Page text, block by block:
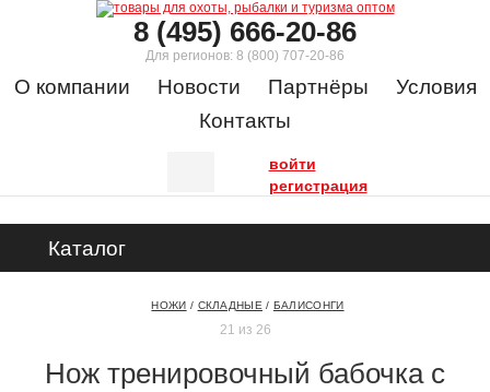
8 (495) 666-20-86
Для регионов: 8 (800) 707-20-86
О компании Новости Партнёры
Условия
Контакты
войти
регистрация
Каталог
НОЖИ / СКЛАДНЫЕ / БАЛИСОНГИ
21 из 26
Нож тренировочный бабочка с